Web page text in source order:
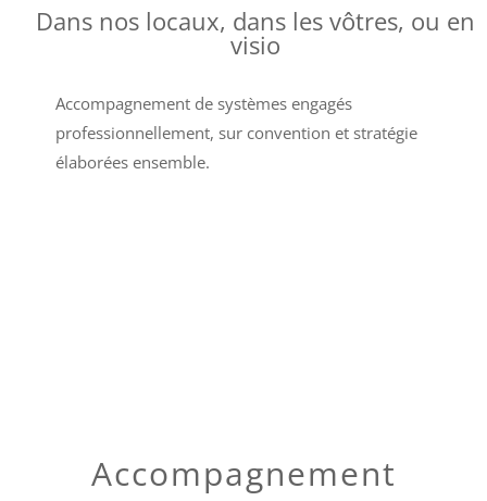
Dans nos locaux, dans les vôtres, ou en
visio
Accompagnement de systèmes engagés
professionnellement, sur convention et stratégie
élaborées ensemble.
Accompagnement